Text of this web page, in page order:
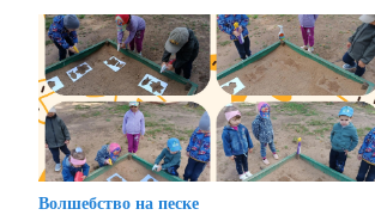
Волшебство на песке